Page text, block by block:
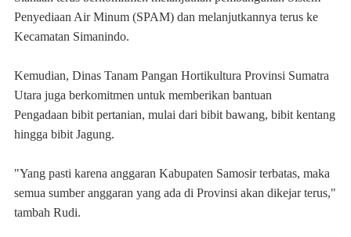
Penyediaan Air Minum (SPAM) dan melanjutkannya terus ke
Kecamatan Simanindo.
Kemudian, Dinas Tanam Pangan Hortikultura Provinsi Sumatra
Utara juga berkomitmen untuk memberikan bantuan
Pengadaan bibit pertanian, mulai dari bibit bawang, bibit kentang
hingga bibit Jagung.
"Yang pasti karena anggaran Kabupaten Samosir terbatas, maka
semua sumber anggaran yang ada di Provinsi akan dikejar terus,"
tambah Rudi.